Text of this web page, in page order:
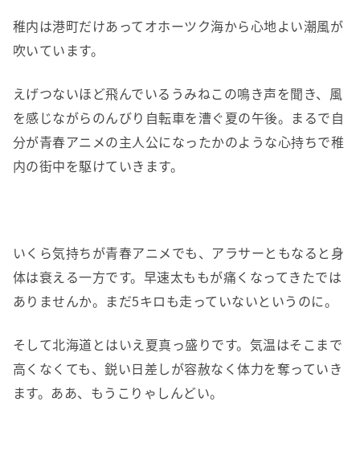
稚内は港町だけあってオホーツク海から心地よい潮風が
吹いています。
えげつないほど飛んでいるうみねこの鳴き声を聞き、風
を感じながらのんびり自転車を漕ぐ夏の午後。まるで自
分が青春アニメの主人公になったかのような心持ちで稚
内の街中を駆けていきます。
いくら気持ちが青春アニメでも、アラサーともなると身
体は衰える一方です。早速太ももが痛くなってきたでは
ありませんか。まだ5キロも走っていないというのに。
そして北海道とはいえ夏真っ盛りです。気温はそこまで
高くなくても、鋭い日差しが容赦なく体力を奪っていき
ます。ああ、もうこりゃしんどい。